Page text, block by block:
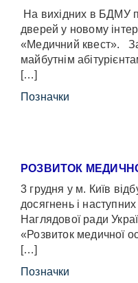
На вихідних в БДМУ
дверей у новому
«Медичний квест».
майбутнім
[…]
Позначки
РОЗВИТОК
3 грудня у м. Київ
досягнень і
Наглядової ради
«Розвиток медичної
[…]
Позначки